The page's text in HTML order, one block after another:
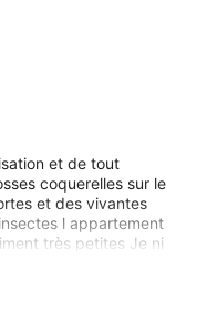
et de tout
coquerelles sur le
et des vivantes
l appartement
très petites Je ni